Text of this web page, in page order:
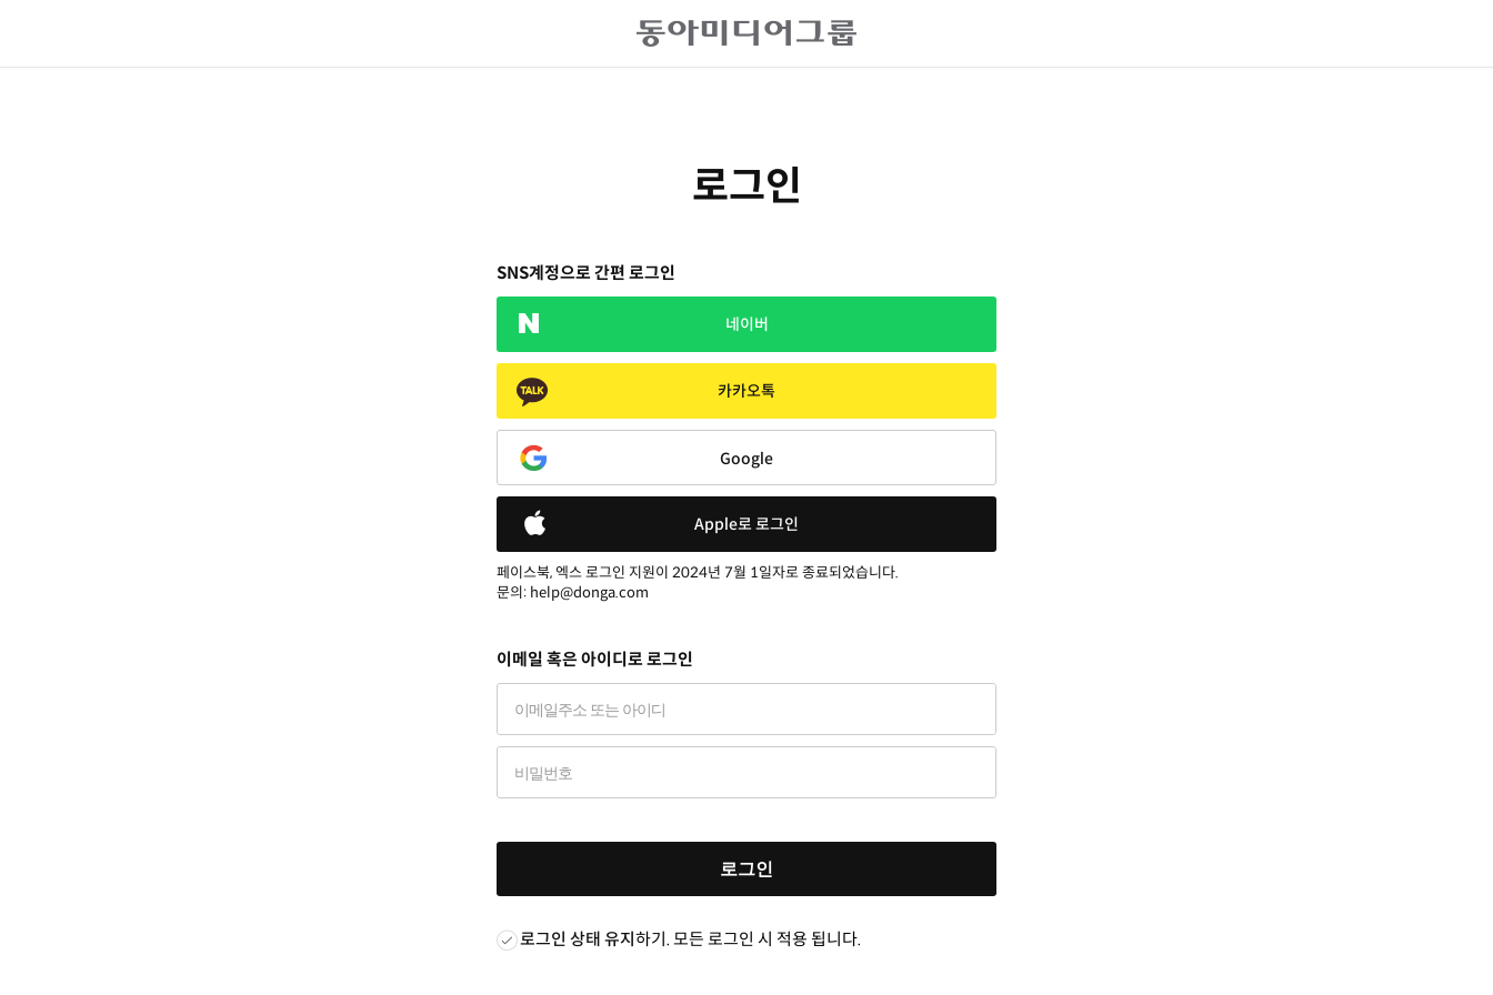
로그인
SNS계정으로 간편 로그인
네이버
카카오톡
Google
Apple로 로그인
페이스북, 엑스 로그인 지원이 2024년 7월 1일자로 종료되었습니다.
문의: help@donga.com
이메일 혹은 아이디로 로그인
로그인
로그인 상태 유지하기. 모든 로그인 시 적용 됩니다.